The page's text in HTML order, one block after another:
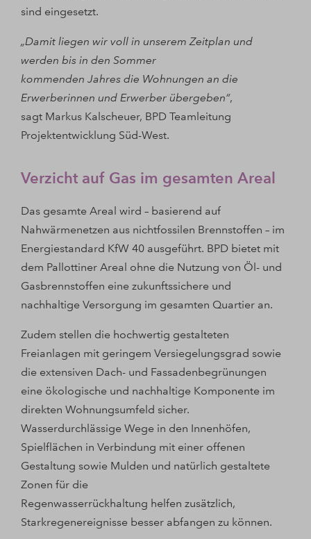
sind eingesetzt.
„Damit liegen wir voll in unserem Zeitplan und
werden bis in den Sommer
kommenden Jahres die Wohnungen an die
Erwerberinnen und Erwerber übergeben“,
sagt Markus Kalscheuer, BPD Teamleitung
Projektentwicklung Süd-West.
Verzicht auf Gas im gesamten Areal
Das gesamte Areal wird – basierend auf
Nahwärmenetzen aus nichtfossilen Brennstoffen – im
Energiestandard KfW 40 ausgeführt. BPD bietet mit
dem Pallottiner Areal ohne die Nutzung von Öl- und
Gasbrennstoffen eine zukunftssichere und
nachhaltige Versorgung im gesamten Quartier an.
Zudem stellen die hochwertig gestalteten
Freianlagen mit geringem Versiegelungsgrad sowie
die extensiven Dach- und Fassadenbegrünungen
eine ökologische und nachhaltige Komponente im
direkten Wohnungsumfeld sicher.
Wasserdurchlässige Wege in den Innenhöfen,
Spielflächen in Verbindung mit einer offenen
Gestaltung sowie Mulden und natürlich gestaltete
Zonen für die
Regenwasserrückhaltung helfen zusätzlich,
Starkregenereignisse besser abfangen zu können.